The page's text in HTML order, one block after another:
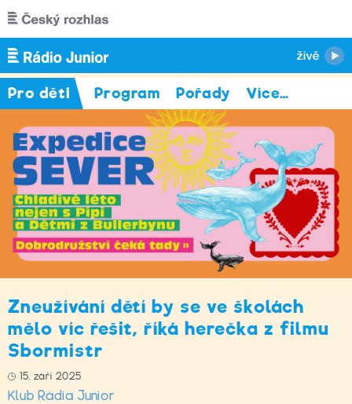
Přejít k hlavnímu obsahu
Pro děti Program Pořady Více…
Zneužívání dětí by se ve školách
mělo víc řešit, říká herečka z filmu
Sbormistr
15. září 2025
Klub Rádia Junior